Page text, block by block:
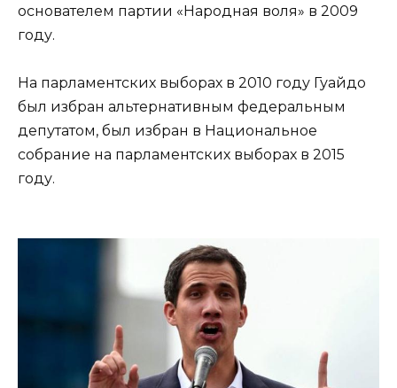
основателем партии «Народная воля» в 2009
году.
На парламентских выборах в 2010 году Гуайдо
был избран альтернативным федеральным
депутатом, был избран в Национальное
собрание на парламентских выборах в 2015
году.